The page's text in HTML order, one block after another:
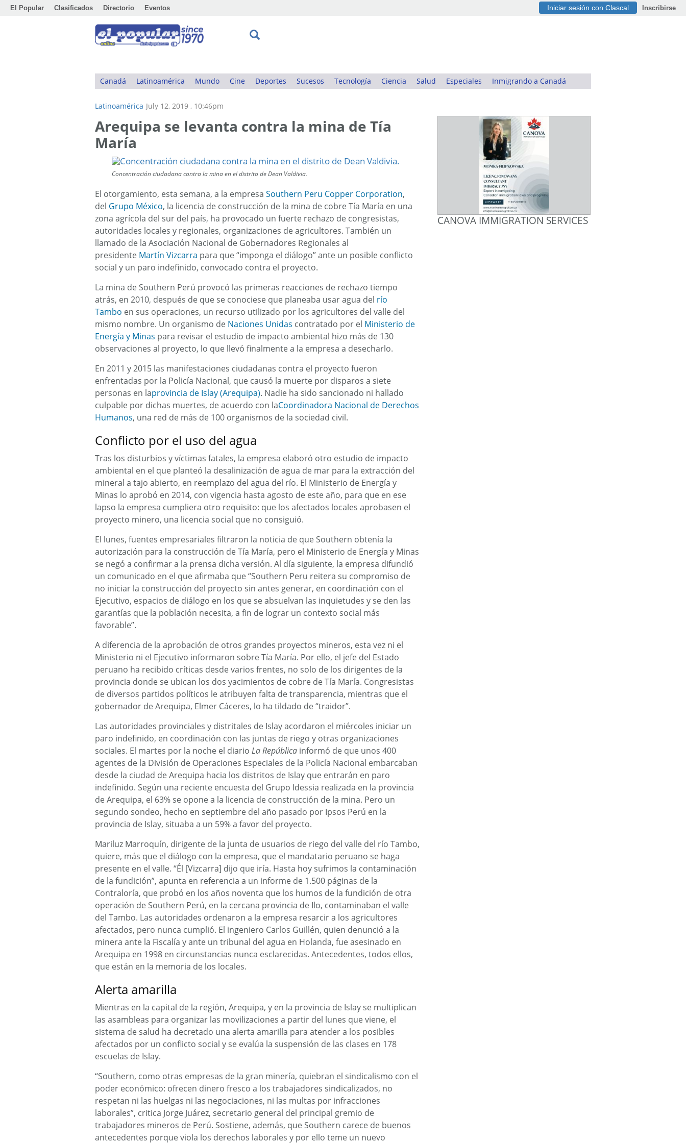
El Popular Clasificados Directorio Eventos Iniciar sesión con Clascal Inscribirse
Canadá Latinoamérica Mundo Cine Deportes Sucesos Tecnología Ciencia Salud Especiales Inmigrando a Canadá
Latinoamérica July 12, 2019 , 10:46pm
Arequipa se levanta contra la mina de Tía
María
Concentración ciudadana contra la mina en el distrito de Dean Valdivia.
El otorgamiento, esta semana, a la empresa Southern Peru Copper Corporation,
del Grupo México, la licencia de construcción de la mina de cobre Tía María en una
zona agrícola del sur del país, ha provocado un fuerte rechazo de congresistas,
autoridades locales y regionales, organizaciones de agricultores. También un
llamado de la Asociación Nacional de Gobernadores Regionales al
presidente Martín Vizcarra para que “imponga el diálogo” ante un posible conflicto
social y un paro indefinido, convocado contra el proyecto.
La mina de Southern Perú provocó las primeras reacciones de rechazo tiempo
atrás, en 2010, después de que se conociese que planeaba usar agua del río
Tambo en sus operaciones, un recurso utilizado por los agricultores del valle del
mismo nombre. Un organismo de Naciones Unidas contratado por el Ministerio de
Energía y Minas para revisar el estudio de impacto ambiental hizo más de 130
observaciones al proyecto, lo que llevó finalmente a la empresa a desecharlo.
En 2011 y 2015 las manifestaciones ciudadanas contra el proyecto fueron
enfrentadas por la Policía Nacional, que causó la muerte por disparos a siete
personas en laprovincia de Islay (Arequipa). Nadie ha sido sancionado ni hallado
culpable por dichas muertes, de acuerdo con laCoordinadora Nacional de Derechos
Humanos, una red de más de 100 organismos de la sociedad civil.
Conflicto por el uso del agua
Tras los disturbios y víctimas fatales, la empresa elaboró otro estudio de impacto
ambiental en el que planteó la desalinización de agua de mar para la extracción del
mineral a tajo abierto, en reemplazo del agua del río. El Ministerio de Energía y
Minas lo aprobó en 2014, con vigencia hasta agosto de este año, para que en ese
lapso la empresa cumpliera otro requisito: que los afectados locales aprobasen el
proyecto minero, una licencia social que no consiguió.
El lunes, fuentes empresariales filtraron la noticia de que Southern obtenía la
autorización para la construcción de Tía María, pero el Ministerio de Energía y Minas
se negó a confirmar a la prensa dicha versión. Al día siguiente, la empresa difundió
un comunicado en el que afirmaba que “Southern Peru reitera su compromiso de
no iniciar la construcción del proyecto sin antes generar, en coordinación con el
Ejecutivo, espacios de diálogo en los que se absuelvan las inquietudes y se den las
garantías que la población necesita, a fin de lograr un contexto social más
favorable”.
A diferencia de la aprobación de otros grandes proyectos mineros, esta vez ni el
Ministerio ni el Ejecutivo informaron sobre Tía María. Por ello, el jefe del Estado
peruano ha recibido críticas desde varios frentes, no solo de los dirigentes de la
provincia donde se ubican los dos yacimientos de cobre de Tía María. Congresistas
de diversos partidos políticos le atribuyen falta de transparencia, mientras que el
gobernador de Arequipa, Elmer Cáceres, lo ha tildado de “traidor”.
Las autoridades provinciales y distritales de Islay acordaron el miércoles iniciar un
paro indefinido, en coordinación con las juntas de riego y otras organizaciones
sociales. El martes por la noche el diario La República informó de que unos 400
agentes de la División de Operaciones Especiales de la Policía Nacional embarcaban
desde la ciudad de Arequipa hacia los distritos de Islay que entrarán en paro
indefinido. Según una reciente encuesta del Grupo Idessia realizada en la provincia
de Arequipa, el 63% se opone a la licencia de construcción de la mina. Pero un
segundo sondeo, hecho en septiembre del año pasado por Ipsos Perú en la
provincia de Islay, situaba a un 59% a favor del proyecto.
Mariluz Marroquín, dirigente de la junta de usuarios de riego del valle del río Tambo,
quiere, más que el diálogo con la empresa, que el mandatario peruano se haga
presente en el valle. “Él [Vizcarra] dijo que iría. Hasta hoy sufrimos la contaminación
de la fundición”, apunta en referencia a un informe de 1.500 páginas de la
Contraloría, que probó en los años noventa que los humos de la fundición de otra
operación de Southern Perú, en la cercana provincia de Ilo, contaminaban el valle
del Tambo. Las autoridades ordenaron a la empresa resarcir a los agricultores
afectados, pero nunca cumplió. El ingeniero Carlos Guillén, quien denunció a la
minera ante la Fiscalía y ante un tribunal del agua en Holanda, fue asesinado en
Arequipa en 1998 en circunstancias nunca esclarecidas. Antecedentes, todos ellos,
que están en la memoria de los locales.
Alerta amarilla
Mientras en la capital de la región, Arequipa, y en la provincia de Islay se multiplican
las asambleas para organizar las movilizaciones a partir del lunes que viene, el
sistema de salud ha decretado una alerta amarilla para atender a los posibles
afectados por un conflicto social y se evalúa la suspensión de las clases en 178
escuelas de Islay.
“Southern, como otras empresas de la gran minería, quiebran el sindicalismo con el
poder económico: ofrecen dinero fresco a los trabajadores sindicalizados, no
respetan ni las huelgas ni las negociaciones, ni las multas por infracciones
laborales”, critica Jorge Juárez, secretario general del principal gremio de
trabajadores mineros de Perú. Sostiene, además, que Southern carece de buenos
antecedentes porque viola los derechos laborales y por ello teme un nuevo
CANOVA IMMIGRATION SERVICES